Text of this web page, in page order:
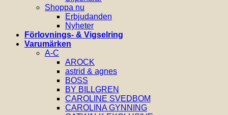
Shoppa nu
Erbjudanden
Nyheter
Förlovnings- & Vigselring
Varumärken
A-C
AROCK
astrid & agnes
BOSS
BY BILLGREN
CAROLINE SVEDBOM
CAROLINA GYNNING